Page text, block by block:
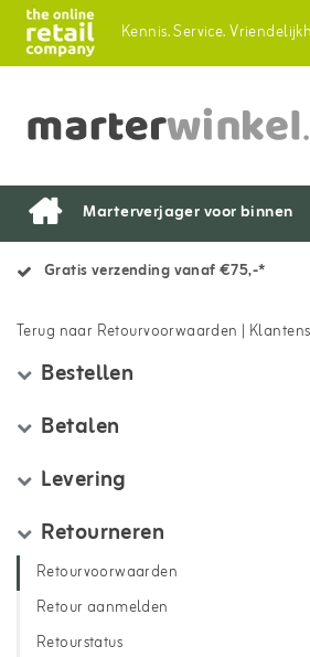
Kennis.Service.
Marterverjager voor binnen
Gratis verzending vanaf €75,-*
Terug naar Retourvoorwaarden |
Bestellen
Betalen
Levering
Retourneren
Retourvoorwaarden
Retour aanmelden
Retourstatus